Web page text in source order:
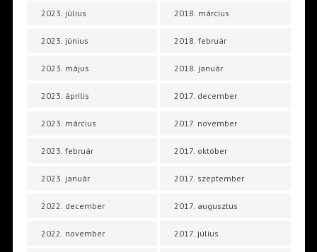
2023. július
2023. június
2023. május
2023. április
2023. március
2023. február
2023. január
2022. december
2022. november
2018. március
2018. február
2018. január
2017. december
2017. november
2017. október
2017. szeptember
2017. augusztus
2017. július